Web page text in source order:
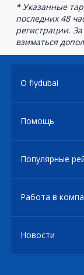
* Указанные
последних 48
регистрации.
взиматься
О flydubai
Помощь
Популярные
Работа в
Новости